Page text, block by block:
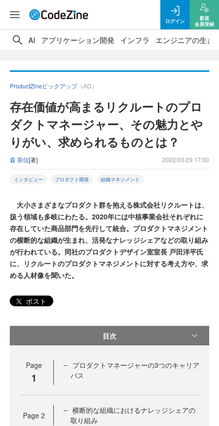
ログイン
新規
会員登録
AI アプリケーション開発 インフラ エンジニアの生き
ProductZineピックアップ（AD）
存在価値が高まるリクルートのプロ
ダクトマネージャー、その魅力とや
りがい、求められるものとは？
森 英信[著] 2022/03/29 17:00
インタビュー プロダクト開発 組織マネジメント
大小さまざまなプロダクト群を抱える株式会社リクルートは、
扱う領域も多岐にわたる。2020年には中核事業会社それぞれに
存在していた商品部門を先行して統合。プロダクトマネジメント
の横断的な組織が生まれ、活発なナレッジシェアなどの取り組み
が行われている。同社のプロダクトデザイン室室長 戸田洋平氏
に、リクルートのプロダクトマネジメントに対する考え方や、求
める人材像を聞いた。
ポスト
目次
Page
1
プロダクトマネージャーの3つのキャリア
パス
Page 2
横断的な組織におけるナレッジシェアの
取り組み